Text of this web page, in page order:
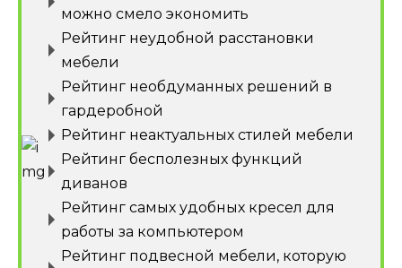
можно смело экономить
Рейтинг неудобной расстановки
мебели
Рейтинг необдуманных решений в
гардеробной
Рейтинг неактуальных стилей мебели
Рейтинг бесполезных функций
диванов
Рейтинг самых удобных кресел для
работы за компьютером
Рейтинг подвесной мебели, которую